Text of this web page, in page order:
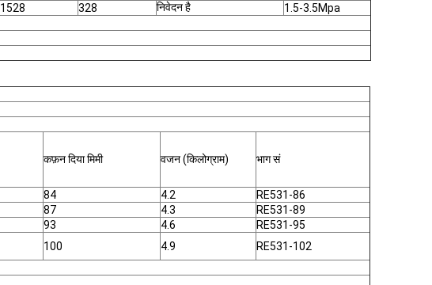
1528 328 निवेदन है
1.5-3.5Mpa
कफ़न दिया मिमी वजन (किलोग्राम)
भाग सं
84 4.2
RE531-86
87 4.3
RE531-89
93 4.6
RE531-95
100 4.9
RE531-102